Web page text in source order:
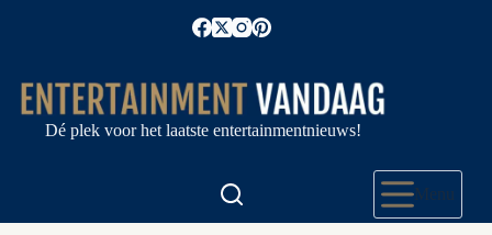
Dé plek voor het laatste entertainmentnieuws!
Menu